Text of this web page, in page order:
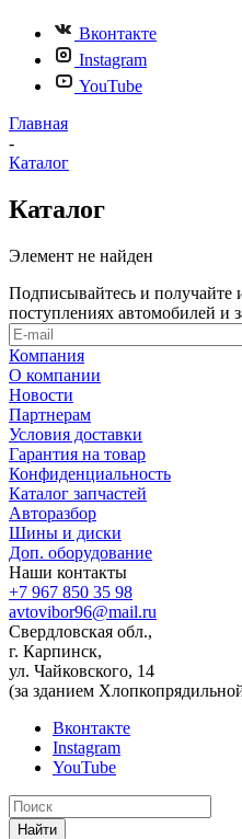
Вконтакте
Instagram
YouTube
Главная
-
Каталог
Каталог
Элемент не найден
Подписывайтесь и
поступлениях автомобилей и
Компания
О компании
Новости
Партнерам
Условия доставки
Гарантия на товар
Конфиденциальность
Каталог запчастей
Авторазбор
Шины и диски
Доп. оборудование
Наши контакты
+7 967 850 35 98
avtovibor96@mail.ru
Свердловская обл.,
г. Карпинск,
ул. Чайковского, 14
(за зданием
Вконтакте
Instagram
YouTube
Найти